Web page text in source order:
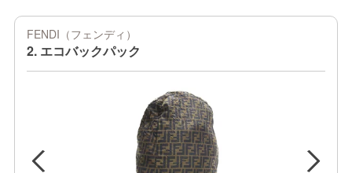
FENDI（フェンディ）
2. エコバックパック